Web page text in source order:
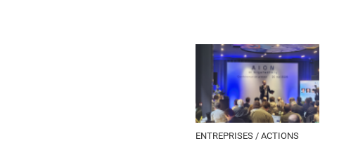
ENTREPRISES / ACTIONS